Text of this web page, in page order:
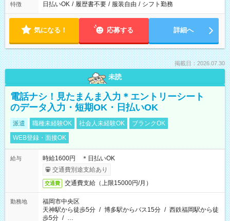
特徴 日払いOK / 履歴書不要 / 服装自由 / シフト勤務
気になる！ 応募する 詳細へ
掲載日：2026.07.30
未読
電話ナシ！見たまんま入力＊エントリーシート
のデータ入力・短期OK・日払いOK
派遣 職種未経験OK 社会人未経験OK
ブランクOK
WEB登録・面接OK
給与
時給1600円 ＊日払いOK
交通費別途支給あり
交通費 交通費支給（上限15000円/月）
勤務地
福岡市中央区
天神駅から徒歩5分 / 博多駅からバス15分 / 西鉄福岡駅から徒
歩5分 / …